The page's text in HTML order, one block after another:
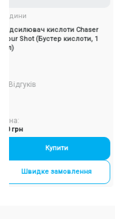
кислоти Chaser
Shot (Бустер кислоти, 1
+
Купити
Швидке замовлення